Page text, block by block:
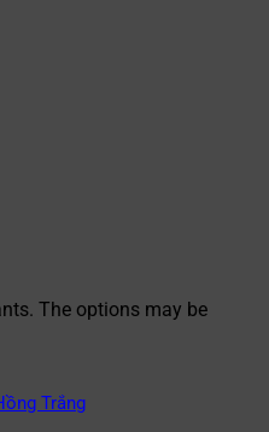
The options may be
Trắng